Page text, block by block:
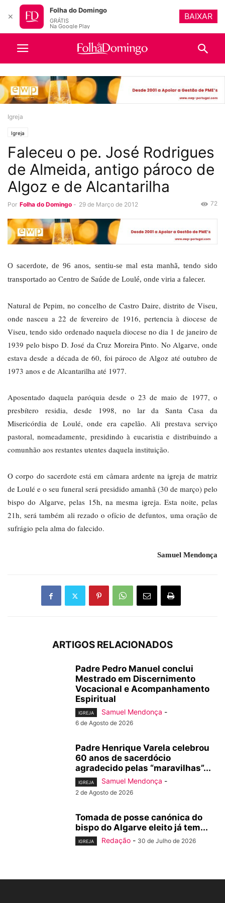
Igreja
Igreja
Faleceu o pe. José Rodrigues
de Almeida, antigo pároco de
Algoz e de Alcantarilha
Por Folha do Domingo - 29 de Março de 2012 72
O sacerdote, de 96 anos, sentiu-se mal esta manhã, tendo sido
transportado ao Centro de Saúde de Loulé, onde viria a falecer.
Natural de Pepim, no concelho de Castro Daire, distrito de Viseu,
onde nasceu a 22 de fevereiro de 1916, pertencia à diocese de
Viseu, tendo sido ordenado naquela diocese no dia 1 de janeiro de
1939 pelo bispo D. José da Cruz Moreira Pinto. No Algarve, onde
estava desde a década de 60, foi pároco de Algoz até outubro de
1973 anos e de Alcantarilha até 1977.
Aposentado daquela paróquia desde o 23 de maio de 1977, o
presbítero residia, desde 1998, no lar da Santa Casa da
Misericórdia de Loulé, onde era capelão. Ali prestava serviço
pastoral, nomeadamente, presidindo à eucaristia e distribuindo a
comunhão aos restantes utentes daquela instituição.
O corpo do sacerdote está em câmara ardente na igreja de matriz
de Loulé e o seu funeral será presidido amanhã (30 de março) pelo
bispo do Algarve, pelas 15h, na mesma igreja. Esta noite, pelas
21h, será também ali rezado o ofício de defuntos, uma oração de
sufrágio pela alma do falecido.
Samuel Mendonça
ARTIGOS RELACIONADOS
Padre Pedro Manuel conclui
Mestrado em Discernimento
Vocacional e Acompanhamento
Espiritual
IGREJA Samuel Mendonça -
6 de Agosto de 2026
Padre Henrique Varela celebrou
60 anos de sacerdócio
agradecido pelas “maravilhas”...
IGREJA Samuel Mendonça -
2 de Agosto de 2026
Tomada de posse canónica do
bispo do Algarve eleito já tem...
IGREJA Redação - 30 de Julho de 2026
✕
Folha do Domingo
GRÁTIS
Na Google Play
BAIXAR